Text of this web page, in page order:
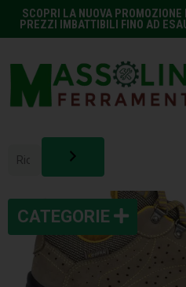
SCOPRI LA NUOVA
PREZZI IMBATTIBILI FINO AD